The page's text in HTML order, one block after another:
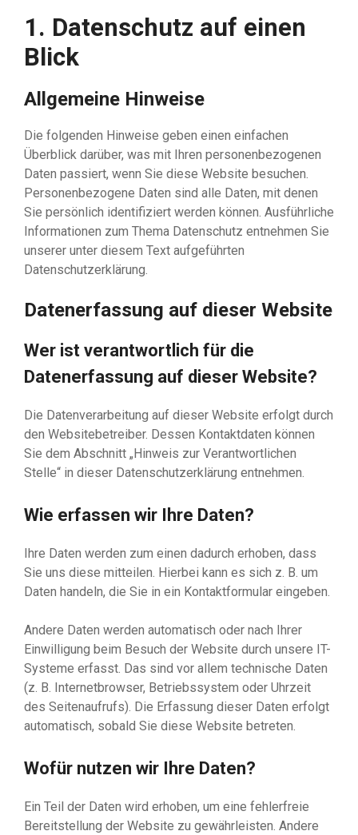
1. Datenschutz auf einen
Blick
Allgemeine Hinweise
Die folgenden Hinweise geben einen einfachen
Überblick darüber, was mit Ihren personenbezogenen
Daten passiert, wenn Sie diese Website besuchen.
Personenbezogene Daten sind alle Daten, mit denen
Sie persönlich identifiziert werden können. Ausführliche
Informationen zum Thema Datenschutz entnehmen Sie
unserer unter diesem Text aufgeführten
Datenschutzerklärung.
Datenerfassung auf dieser Website
Wer ist verantwortlich für die
Datenerfassung auf dieser Website?
Die Datenverarbeitung auf dieser Website erfolgt durch
den Websitebetreiber. Dessen Kontaktdaten können
Sie dem Abschnitt „Hinweis zur Verantwortlichen
Stelle“ in dieser Datenschutzerklärung entnehmen.
Wie erfassen wir Ihre Daten?
Ihre Daten werden zum einen dadurch erhoben, dass
Sie uns diese mitteilen. Hierbei kann es sich z. B. um
Daten handeln, die Sie in ein Kontaktformular eingeben.
Andere Daten werden automatisch oder nach Ihrer
Einwilligung beim Besuch der Website durch unsere IT-
Systeme erfasst. Das sind vor allem technische Daten
(z. B. Internetbrowser, Betriebssystem oder Uhrzeit
des Seitenaufrufs). Die Erfassung dieser Daten erfolgt
automatisch, sobald Sie diese Website betreten.
Wofür nutzen wir Ihre Daten?
Ein Teil der Daten wird erhoben, um eine fehlerfreie
Bereitstellung der Website zu gewährleisten. Andere